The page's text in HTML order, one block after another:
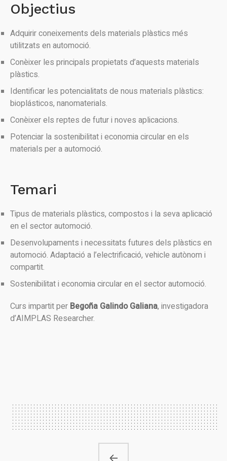
Objectius
Adquirir coneixements dels materials plàstics més
utilitzats en automoció.
Conèixer les principals propietats d’aquests materials
plàstics.
Identificar les potencialitats de nous materials plàstics:
bioplásticos, nanomaterials.
Conèixer els reptes de futur i noves aplicacions.
Potenciar la sostenibilitat i economia circular en els
materials per a automoció.
Temari
Tipus de materials plàstics, compostos i la seva aplicació
en el sector automoció.
Desenvolupaments i necessitats futures dels plàstics en
automoció. Adaptació a l’electrificació, vehicle autònom i
compartit.
Sostenibilitat i economia circular en el sector automoció.
Curs impartit per Begoña Galindo Galiana, investigadora
d’AIMPLAS Researcher.